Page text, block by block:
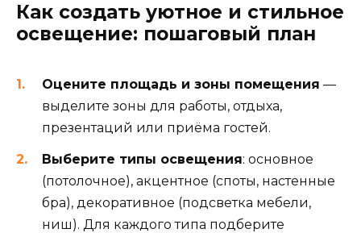
Как создать уютное и стильное
освещение: пошаговый план
Оцените площадь и зоны помещения —
выделите зоны для работы, отдыха,
презентаций или приёма гостей.
Выберите типы освещения: основное
(потолочное), акцентное (споты, настенные
бра), декоративное (подсветка мебели,
ниш). Для каждого типа подберите